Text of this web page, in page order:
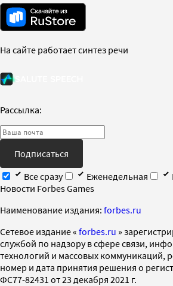
На сайте работает синтез речи
Рассылка:
Подписаться
Все сразу
Еженедельная
Новости Forbes Games
Наименование издания: forbes.ru
Cетевое издание « forbes.ru »
службой по надзору в сфере связи,
технологий и массовых коммуникаций,
номер и дата принятия решения о
ФС77-82431 от 23 декабря 2021 г.